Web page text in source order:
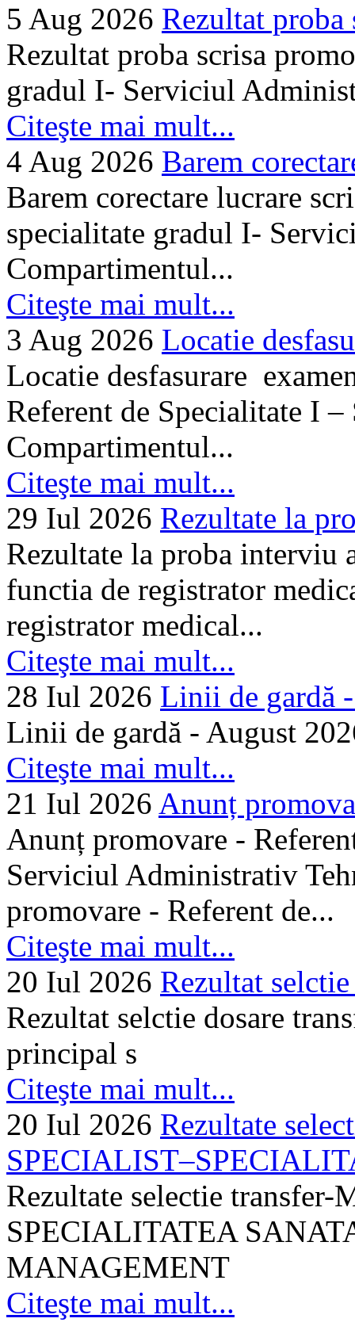
5 Aug 2026 Rezultat proba
Rezultat proba scrisa
gradul I- Serviciul
Citeşte mai mult...
4 Aug 2026 Barem
Barem corectare lucrare
specialitate gradul I-
Compartimentul...
Citeşte mai mult...
3 Aug 2026 Locatie
Locatie desfasurare
Referent de Specialitate I
Compartimentul...
Citeşte mai mult...
29 Iul 2026 Rezultate la
Rezultate la proba interviu
functia de registrator
registrator medical...
Citeşte mai mult...
28 Iul 2026 Linii de gardă
Linii de gardă - August
Citeşte mai mult...
21 Iul 2026 Anunț
Anunț promovare -
Serviciul Administrativ
promovare - Referent de...
Citeşte mai mult...
20 Iul 2026 Rezultat
Rezultat selctie dosare
principal s
Citeşte mai mult...
20 Iul 2026 Rezultate
Rezultate selectie
SPECIALITATEA
MANAGEMENT
Citeşte mai mult...